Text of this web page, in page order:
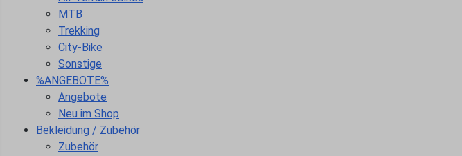
MTB
Trekking
City-Bike
Sonstige
%ANGEBOTE%
Angebote
Neu im Shop
Bekleidung / Zubehör
Zubehör